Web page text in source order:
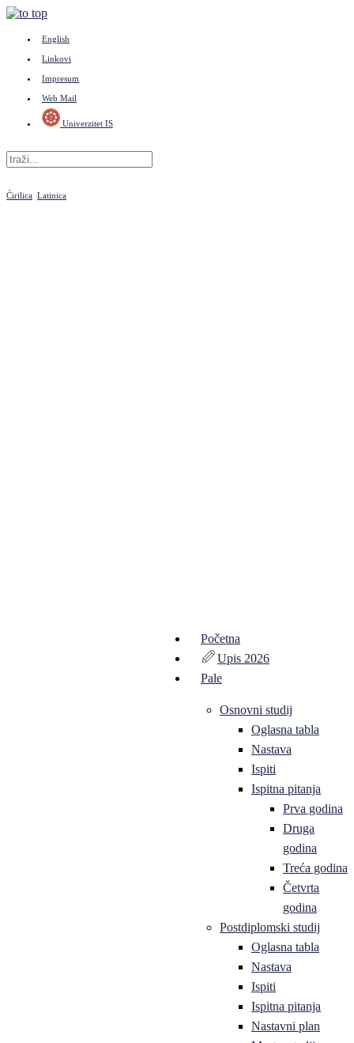
English
Linkovi
Impresum
Web Mail
Univerzitet IS
Ćirilica Latinica
Početna
Upis 2026
Pale
Osnovni studij
Oglasna tabla
Nastava
Ispiti
Ispitna pitanja
Prva godina
Druga
godina
Treća godina
Četvrta
godina
Postdiplomski studij
Oglasna tabla
Nastava
Ispiti
Ispitna pitanja
Nastavni plan